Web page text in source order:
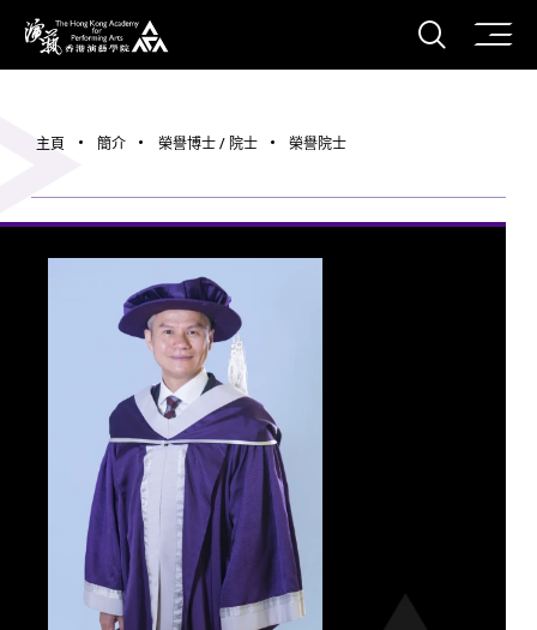
香港演藝學院
打開
主頁 簡介 榮譽博士 / 院士 榮譽院士